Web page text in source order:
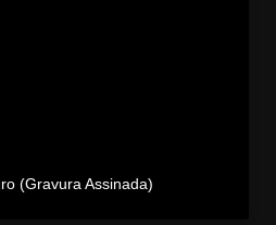
(Gravura Assinada)